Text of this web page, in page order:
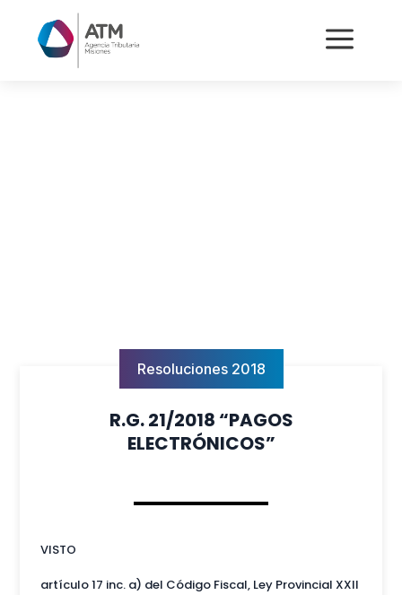
a
Resoluciones 2018
R.G. 21/2018 “PAGOS
ELECTRÓNICOS”
VISTO
artículo 17 inc. a) del Código Fiscal, Ley Provincial XXII